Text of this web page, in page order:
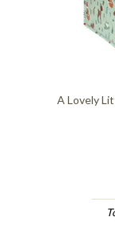
A Lovely